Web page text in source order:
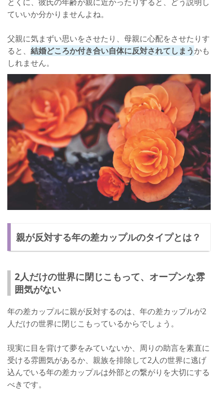
ていいか分かりませんよね。
父親に気まずい思いをさせたり、母親に心配をさせたりす
ると、 結婚どころか付き合い自体に反対されてしまうかも
しれません。
親が反対する年の差カップルのタイプとは？
2人だけの世界に閉じこもって、オープンな雰
囲気がない
年の差カップルに親が反対するのは、年の差カップルが2
人だけの世界に閉じこもっているからでしょう。
現実に目を背けて夢をみていないか、周りの助言を素直に
受ける雰囲気があるか、親族を排除して2人の世界に逃げ
込んでいる年の差カップルは外部との繋がりを大切にする
べきです。